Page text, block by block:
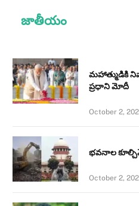
జాతీయం
మహాత్ముడికి
ప్రధాని మోదీ
October 2,
భవనాల
October 2,